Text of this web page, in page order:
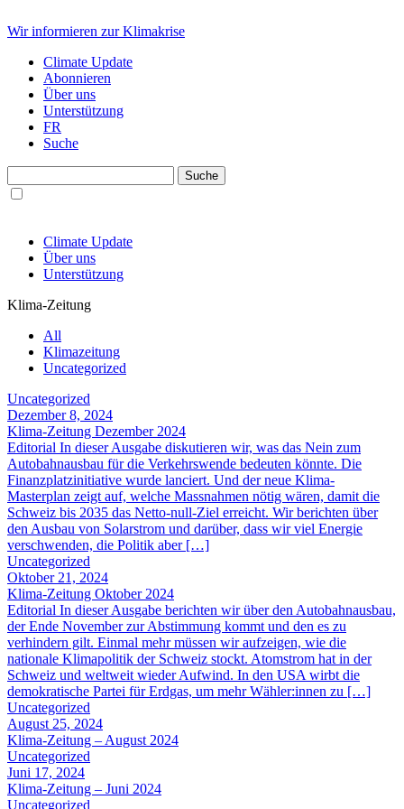
Wir informieren zur Klimakrise
Climate Update
Abonnieren
Über uns
Unterstützung
FR
Suche
Climate Update
Über uns
Unterstützung
Klima-Zeitung
All
Klimazeitung
Uncategorized
Uncategorized
Dezember 8, 2024
Klima-Zeitung Dezember 2024
Editorial In dieser Ausgabe diskutieren wir, was das Nein zum
Autobahnausbau für die Verkehrswende bedeuten könnte. Die
Finanzplatzinitiative wurde lanciert. Und der neue Klima-
Masterplan zeigt auf, welche Massnahmen nötig wären, damit die
Schweiz bis 2035 das Netto-null-Ziel erreicht. Wir berichten über
den Ausbau von Solarstrom und darüber, dass wir viel Energie
verschwenden, die Politik aber […]
Uncategorized
Oktober 21, 2024
Klima-Zeitung Oktober 2024
Editorial In dieser Ausgabe berichten wir über den Autobahnausbau,
der Ende November zur Abstimmung kommt und den es zu
verhindern gilt. Einmal mehr müssen wir aufzeigen, wie die
nationale Klimapolitik der Schweiz stockt. Atomstrom hat in der
Schweiz und weltweit wieder Aufwind. In den USA wirbt die
demokratische Partei für Erdgas, um mehr Wähler:innen zu […]
Uncategorized
August 25, 2024
Klima-Zeitung – August 2024
Uncategorized
Juni 17, 2024
Klima-Zeitung – Juni 2024
Uncategorized